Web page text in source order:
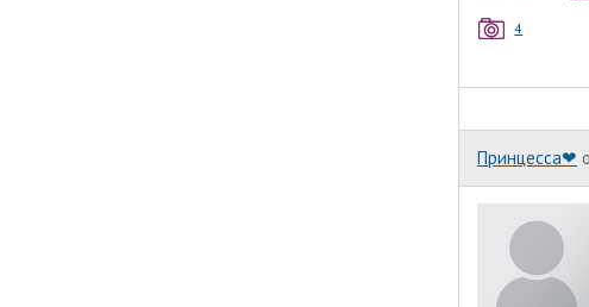
4
Принцесса❤